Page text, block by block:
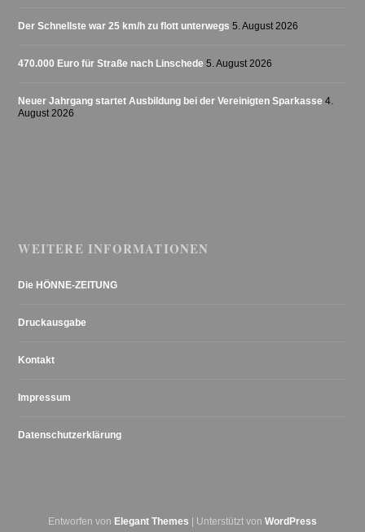
Der Schnellste war 25 km/h zu flott unterwegs 5. August 2026
470.000 Euro für Straße nach Linschede 5. August 2026
Neuer Jahrgang startet Ausbildung bei der Vereinigten Sparkasse 4.
August 2026
WEITERE INFORMATIONEN
Die HÖNNE-ZEITUNG
Druckausgabe
Kontakt
Impressum
Datenschutzerklärung
Entworfen von Elegant Themes | Unterstützt von WordPress